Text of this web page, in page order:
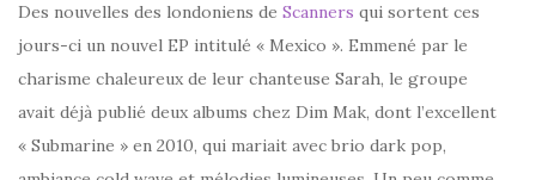
Des nouvelles des londoniens de Scanners qui sortent ces
jours-ci un nouvel EP intitulé « Mexico ». Emmené par le
charisme chaleureux de leur chanteuse Sarah, le groupe
avait déjà publié deux albums chez Dim Mak, dont l’excellent
« Submarine » en 2010, qui mariait avec brio dark pop,